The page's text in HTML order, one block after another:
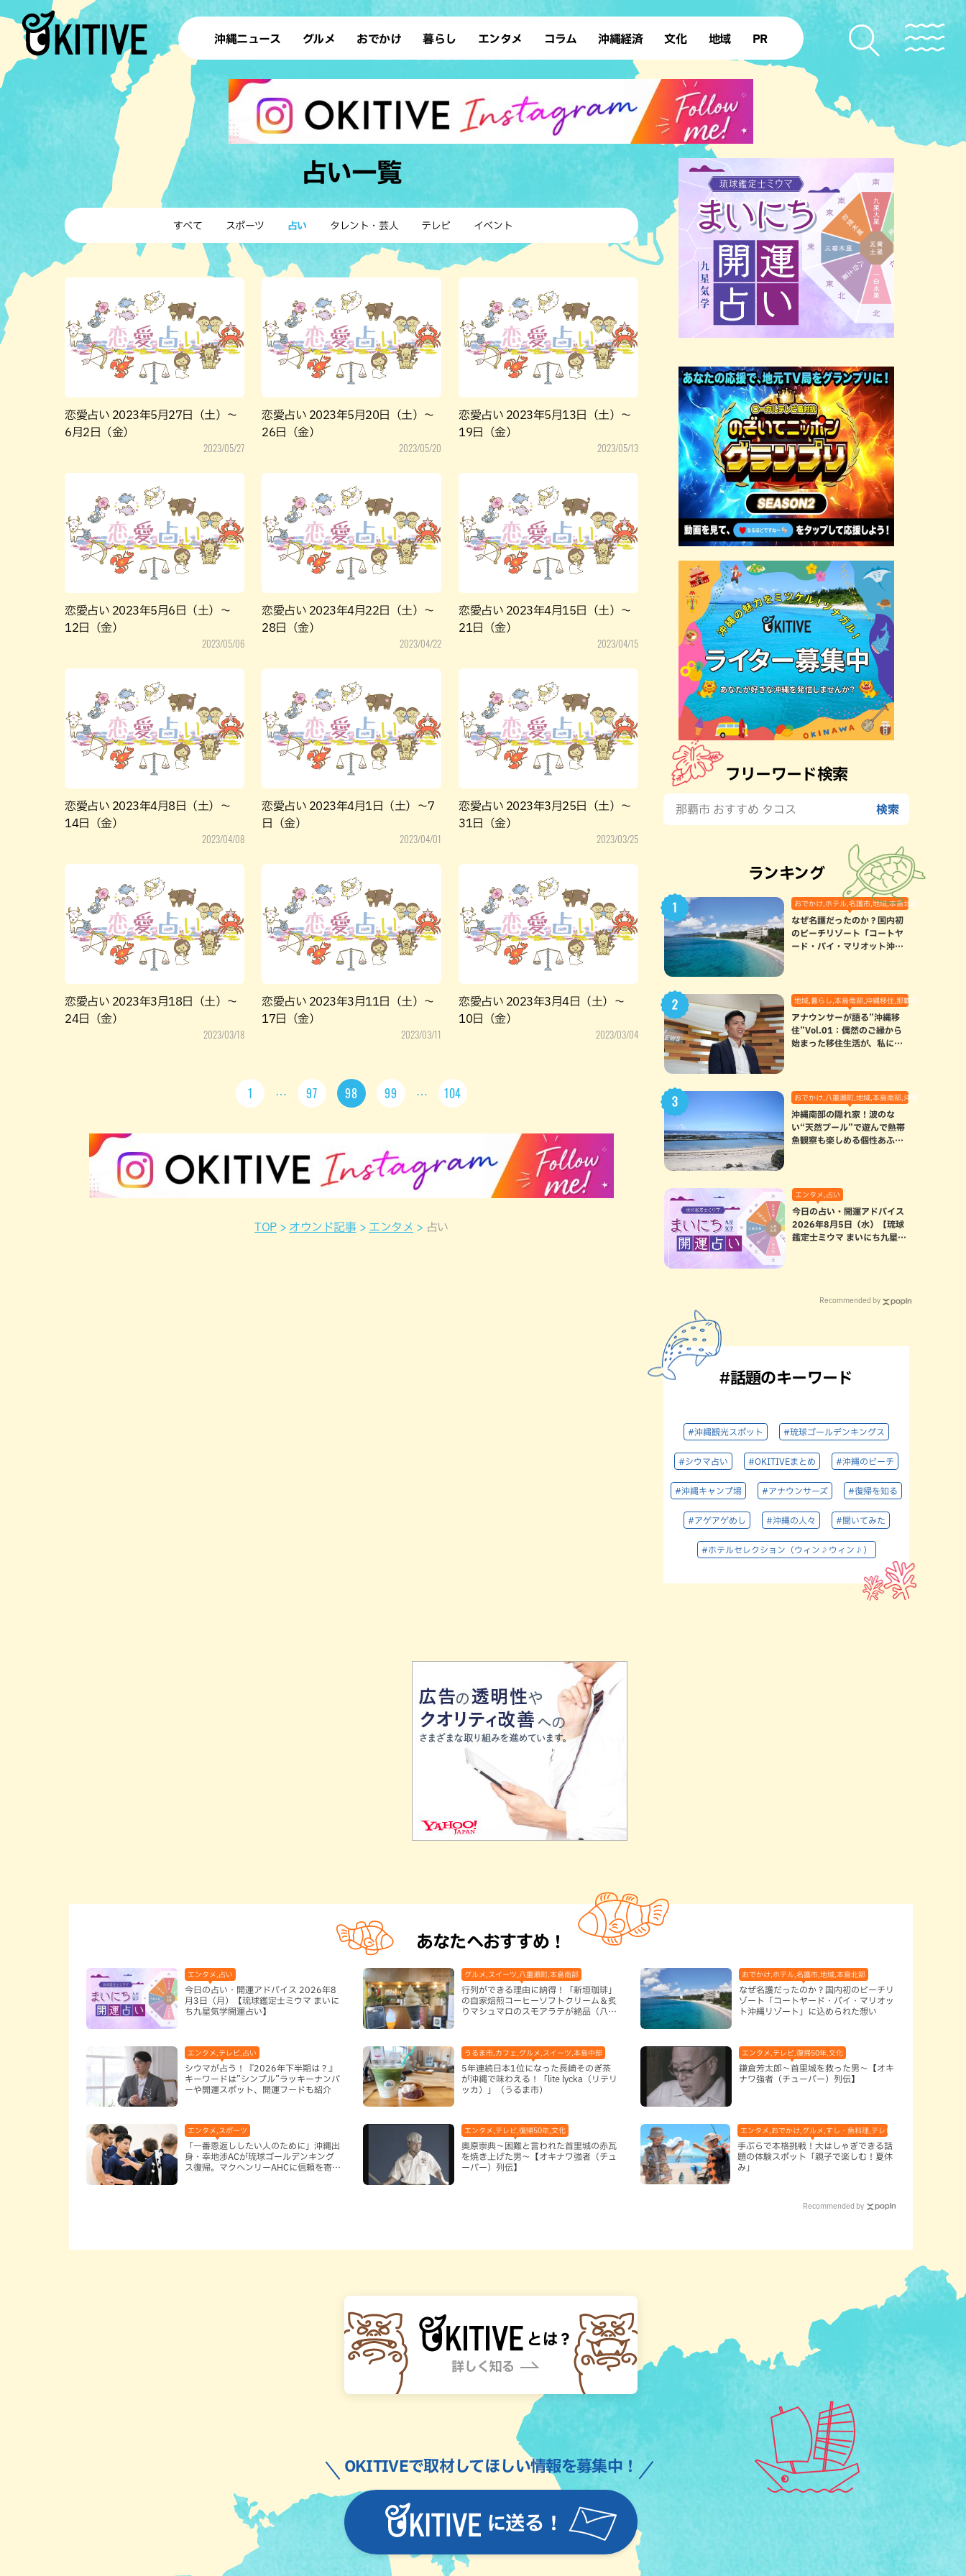
沖縄ニュース グルメ
ラーメン 沖縄そば
テイクアウト カフェ
すし・魚料理 和食・日本料理
沖縄料理 アジア・エスニック
ステーキ・焼肉 焼鳥・串料理
その他の肉料理 居酒屋・バー
ブッフェ・バイキング
パン カレー
ハンバーガー タコス・タコライス
おでかけ
デート ドライブ
散歩 ソロ活
歴史
サウナ 公園
暮らし
レシピ SDGs
ファッション ローカルニュース
沖縄移住 沖縄旧暦行事
エンタメ
スポーツ 占い
タレント・芸人 テレビ
コラム 沖縄経済 文化
復帰50年
地域
本島北部
本島南部 先島諸島
北部離島
PR
占い一覧
すべて スポーツ 占い タレント・芸人 テレビ イベント
恋愛占い 2023年5月27日（土）～
6月2日（金）
2023/05/27
恋愛占い 2023年5月20日（土）～
26日（金）
2023/05/20
恋愛占い 2023年5月13日（土）～
19日（金）
2023/05/13
恋愛占い 2023年5月6日（土）～
12日（金）
2023/05/06
恋愛占い 2023年4月22日（土）～
28日（金）
2023/04/22
恋愛占い 2023年4月15日（土）～
21日（金）
2023/04/15
恋愛占い 2023年4月8日（土）～
14日（金）
2023/04/08
恋愛占い 2023年4月1日（土）～7
日（金）
2023/04/01
恋愛占い 2023年3月25日（土）～
31日（金）
2023/03/25
恋愛占い 2023年3月18日（土）～
24日（金）
2023/03/18
恋愛占い 2023年3月11日（土）～
17日（金）
2023/03/11
恋愛占い 2023年3月4日（土）～
10日（金）
2023/03/04
1 97 98 99 104
TOP オウンド記事 エンタメ 占い
フリーワード検索
ランキング
おでかけ,ホテル,名護市,地域,本島北部
なぜ名護だったのか？国内初
のビーチリゾート「コートヤ
ード・バイ・マリオット沖縄
地域,暮らし,本島南部,沖縄移住,那覇市
アナウンサーが語る”沖縄移
住”Vol.01：偶然のご縁から
始まった移住生活が、私にと
おでかけ,八重瀬町,地域,本島南部,沖縄の海,自然
沖縄南部の隠れ家！波のな
い“天然プール”で遊んで熱帯
魚観察も楽しめる個性あふれ
エンタメ,占い
今日の占い・開運アドバイス
2026年8月5日（水）【琉球
鑑定士ミウマ まいにち九星気
Recommended by
#話題のキーワード
#沖縄観光スポット #琉球ゴールデンキングス
#シウマ占い #OKITIVEまとめ #沖縄のビーチ
#沖縄キャンプ場 #アナウンサーズ #復帰を知る
#アゲアゲめし #沖縄の人々 #聞いてみた
#ホテルセレクション（ウィン♪ウィン♪）
あなたへおすすめ！
エンタメ,占い
今日の占い・開運アドバイス 2026年8
月3日（月）【琉球鑑定士ミウマ まいに
ち九星気学開運占い】
グルメ,スイーツ,八重瀬町,本島南部
行列ができる理由に納得！「新垣珈琲」
の自家焙煎コーヒーソフトクリーム＆炙
りマシュマロのスモアラテが絶品（八重
おでかけ,ホテル,名護市,地域,本島北部
なぜ名護だったのか？国内初のビーチリ
ゾート「コートヤード・バイ・マリオッ
ト沖縄リゾート」に込められた想い
エンタメ,テレビ,占い
シウマが占う！『2026年下半期は？』
キーワードは”シンプル”ラッキーナンバ
ーや開運スポット、開運フードも紹介
うるま市,カフェ,グルメ,スイーツ,本島中部
5年連続日本1位になった長崎そのぎ茶
が沖縄で味わえる！「lite lycka（リテリ
ッカ）」（うるま市）
エンタメ,テレビ,復帰50年,文化
鎌倉芳太郎～首里城を救った男～【オキ
ナワ強者（チューバー）列伝】
エンタメ,スポーツ
「一番恩返ししたい人のために」沖縄出
身・幸地渉ACが琉球ゴールデンキング
ス復帰。マクヘンリーAHCに信頼を寄せ
エンタメ,テレビ,復帰50年,文化
奥原崇典～困難と言われた首里城の赤瓦
を焼き上げた男～【オキナワ強者（チュ
ーバー）列伝】
エンタメ,おでかけ,グルメ,すし・魚料理,テレビ,体験,北谷町,地域,子
手ぶらで本格挑戦！大はしゃぎできる話
題の体験スポット「親子で楽しむ！夏休
み」
Recommended by
に送る！
OKITIVEで取材してほしい情報を募集中！